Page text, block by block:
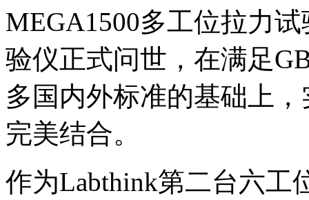
MEGA1500多工位拉力
验仪正式问世，在满足
多国内外标准的基础上
完美结合。
作为Labthink第二台六工